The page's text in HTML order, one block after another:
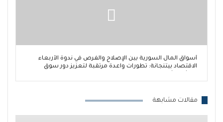
أسواق المال السورية بين الإصلاح والفرص في ندوة الأربعاء
الاقتصاد بيتنجانة: تطورات واعدة مرتقبة لتعزيز دور سوق
مقالات مشابهة